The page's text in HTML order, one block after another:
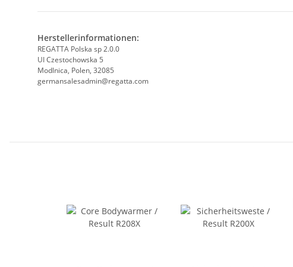
Herstellerinformationen:
REGATTA Polska sp 2.0.0
UI Czestochowska 5
Modlnica, Polen, 32085
germansalesadmin@regatta.com